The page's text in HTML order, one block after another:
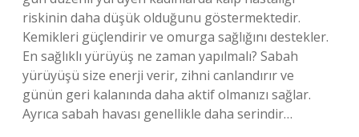
riskinin daha düşük olduğunu göstermektedir.
Kemikleri güçlendirir ve omurga sağlığını destekler.
En sağlıklı yürüyüş ne zaman yapılmalı? Sabah
yürüyüşü size enerji verir, zihni canlandırır ve
günün geri kalanında daha aktif olmanızı sağlar.
Ayrıca sabah havası genellikle daha serindir…